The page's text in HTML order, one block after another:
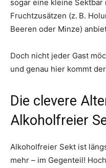
sogar eine kleine
Fruchtzusätzen (z. B.
Beeren oder Minze)
Doch nicht jeder Gast
und genau hier kommt
Die clevere
Alkoholfreier
Alkoholfreier Sekt ist
mehr – im Gegenteil!